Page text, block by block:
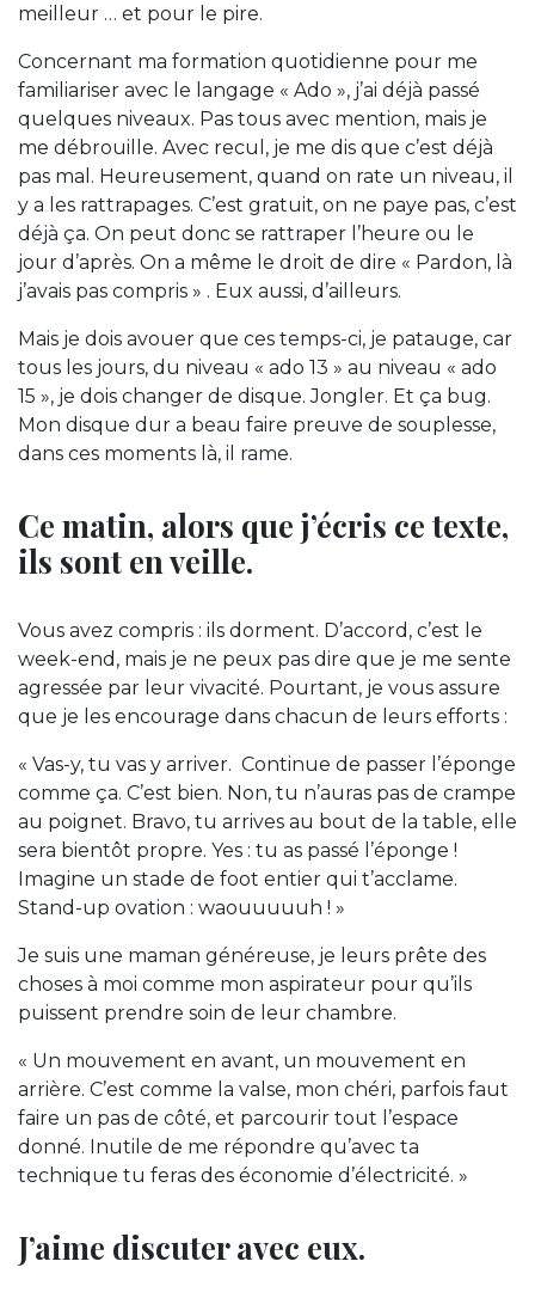
meilleur … et pour le pire.
Concernant ma formation quotidienne pour me
familiariser avec le langage « Ado », j’ai déjà passé
quelques niveaux. Pas tous avec mention, mais je
me débrouille. Avec recul, je me dis que c’est déjà
pas mal. Heureusement, quand on rate un niveau, il
y a les rattrapages. C’est gratuit, on ne paye pas, c’est
déjà ça. On peut donc se rattraper l’heure ou le
jour d’après. On a même le droit de dire « Pardon, là
j’avais pas compris » . Eux aussi, d’ailleurs.
Mais je dois avouer que ces temps-ci, je patauge, car
tous les jours, du niveau « ado 13 » au niveau « ado
15 », je dois changer de disque. Jongler. Et ça bug.
Mon disque dur a beau faire preuve de souplesse,
dans ces moments là, il rame.
Ce matin, alors que j’écris ce texte,
ils sont en veille.
Vous avez compris : ils dorment. D’accord, c’est le
week-end, mais je ne peux pas dire que je me sente
agressée par leur vivacité. Pourtant, je vous assure
que je les encourage dans chacun de leurs efforts :
« Vas-y, tu vas y arriver. Continue de passer l’éponge
comme ça. C’est bien. Non, tu n’auras pas de crampe
au poignet. Bravo, tu arrives au bout de la table, elle
sera bientôt propre. Yes : tu as passé l’éponge !
Imagine un stade de foot entier qui t’acclame.
Stand-up ovation : waouuuuuh ! »
Je suis une maman généreuse, je leurs prête des
choses à moi comme mon aspirateur pour qu’ils
puissent prendre soin de leur chambre.
« Un mouvement en avant, un mouvement en
arrière. C’est comme la valse, mon chéri, parfois faut
faire un pas de côté, et parcourir tout l’espace
donné. Inutile de me répondre qu’avec ta
technique tu feras des économie d’électricité. »
J’aime discuter avec eux.